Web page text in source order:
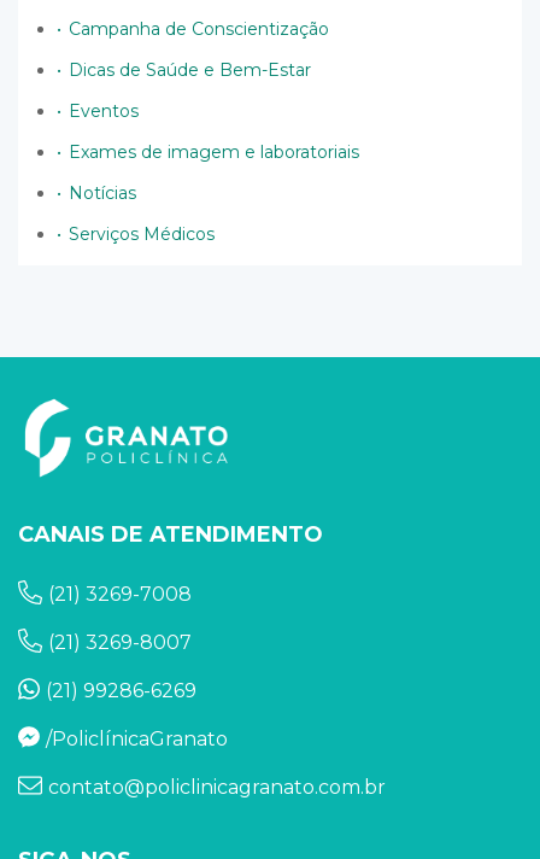
Campanha de Conscientização
Dicas de Saúde e Bem-Estar
Eventos
Exames de imagem e laboratoriais
Notícias
Serviços Médicos
CANAIS DE ATENDIMENTO
(21) 3269-7008
(21) 3269-8007
(21) 99286-6269
/PoliclínicaGranato
contato@policlinicagranato.com.br